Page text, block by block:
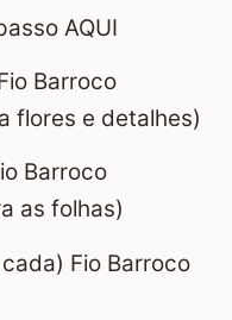
AQUI
Barroco
flores e detalhes)
Barroco
as folhas)
Fio Barroco